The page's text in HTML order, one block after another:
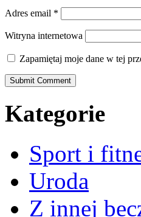
Adres email *
Witryna internetowa
Zapamiętaj moje dane w tej
Kategorie
Sport i
Uroda
Z innej